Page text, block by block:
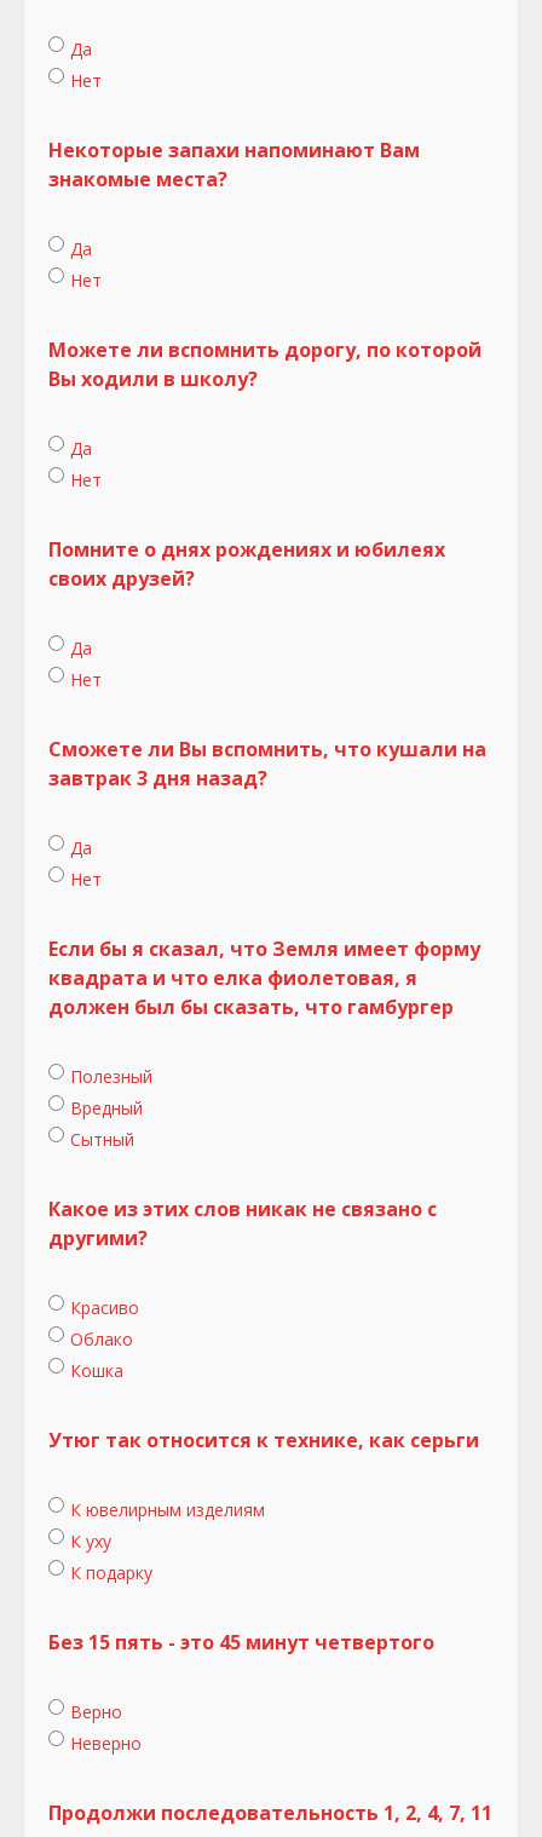
Да
Нет
Некоторые запахи напоминают Вам
знакомые места?
Да
Нет
Можете ли вспомнить дорогу, по которой
Вы ходили в школу?
Да
Нет
Помните о днях рождениях и юбилеях
своих друзей?
Да
Нет
Сможете ли Вы вспомнить, что кушали на
завтрак 3 дня назад?
Да
Нет
Если бы я сказал, что Земля имеет форму
квадрата и что елка фиолетовая, я
должен был бы сказать, что гамбургер
Полезный
Вредный
Сытный
Какое из этих слов никак не связано с
другими?
Красиво
Облако
Кошка
Утюг так относится к технике, как серьги
К ювелирным изделиям
К уху
К подарку
Без 15 пять - это 45 минут четвертого
Верно
Неверно
Продолжи последовательность 1, 2, 4, 7, 11